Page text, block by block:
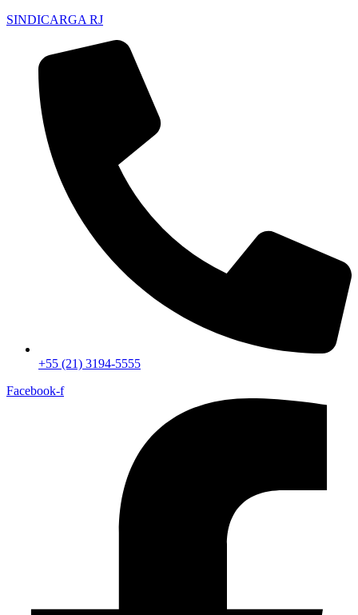
SINDICARGA RJ
+55 (21) 3194-5555
Facebook-f